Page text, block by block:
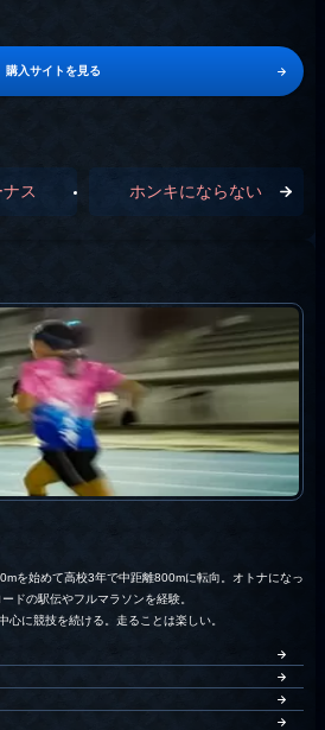
購入サイトを見る
ス ホンキにならない
を始めて高校3年で中距離800mに転向。オトナになっ
ドの駅伝やフルマラソンを経験。
に競技を続ける。走ることは楽しい。